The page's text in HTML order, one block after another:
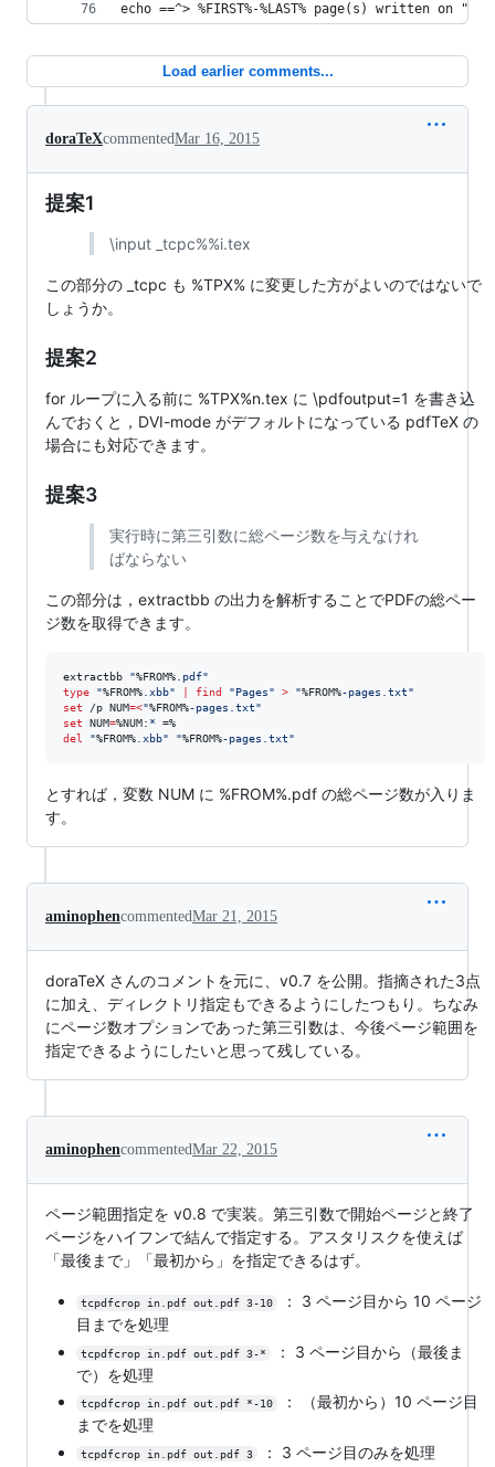
echo ==^> %FIRST%-%LAST% page(s) written on
Load earlier comments...
doraTeXcommentedMar 16, 2015
提案1
\input _tcpc%%i.tex
この部分の _tcpc も %TPX% に変更した方がよいのではないで
しょうか。
提案2
for ループに入る前に %TPX%n.tex に \pdfoutput=1 を書き込
んでおくと，DVI-mode がデフォルトになっている pdfTeX の
場合にも対応できます。
提案3
実行時に第三引数に総ページ数を与えなけれ
ばならない
この部分は，extractbb の出力を解析することでPDFの総ペー
ジ数を取得できます。
extractbb "%FROM% .pdf"
type
"%FROM% .xbb" find "Pages" > "%FROM%-pages.txt"
set /p NUM=<"%FROM%-pages.txt"
set
NUM=%NUM: * =%
del
"%FROM% .xbb" "%FROM%-pages.txt"
とすれば，変数 NUM に %FROM%.pdf の総ページ数が入りま
す。
aminophencommentedMar 21, 2015
doraTeX さんのコメントを元に、v0.7 を公開。指摘された3点
に加え、ディレクトリ指定もできるようにしたつもり。ちなみ
にページ数オプションであった第三引数は、今後ページ範囲を
指定できるようにしたいと思って残している。
aminophencommentedMar 22, 2015
ページ範囲指定を v0.8 で実装。第三引数で開始ページと終了
ページをハイフンで結んで指定する。アスタリスクを使えば
「最後まで」「最初から」を指定できるはず。
tcpdfcrop in.pdf out.pdf 3-10
： 3 ページ目から 10 ページ
目までを処理
tcpdfcrop in.pdf out.pdf 3-*
： 3 ページ目から（最後ま
で）を処理
tcpdfcrop in.pdf out.pdf *-10
： （最初から）10 ページ目
までを処理
tcpdfcrop in.pdf out.pdf 3 ： 3 ページ目のみを処理